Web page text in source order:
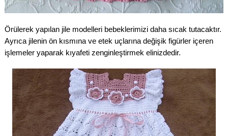
Örülerek yapılan jile modelleri bebeklerimizi daha sıcak tutacaktır.
Ayrıca jilenin ön kısmına ve etek uçlarına değişik figürler içeren
işlemeler yaparak kıyafeti zenginleştirmek elinizdedir.